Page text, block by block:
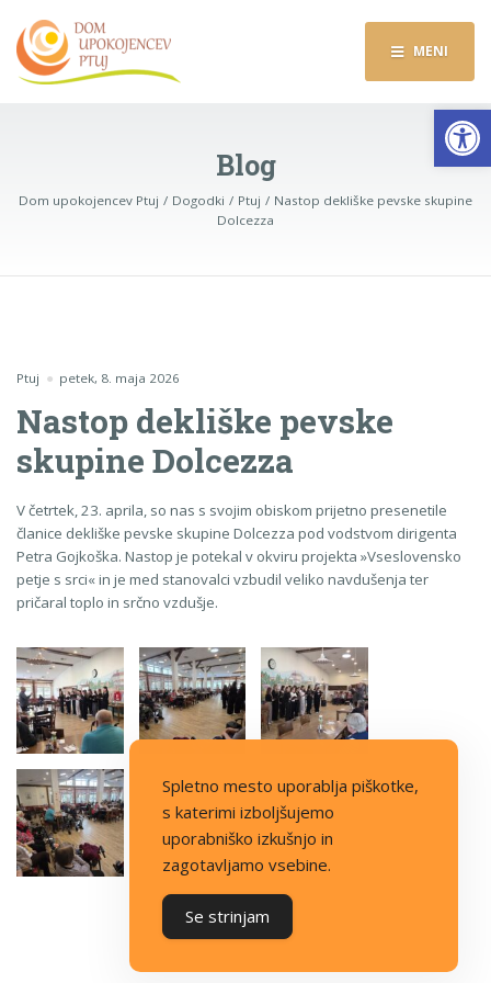
MENI
Blog
Dom upokojencev Ptuj Dogodki Ptuj
Nastop dekliške pevske skupine
Dolcezza
Ptuj petek, 8. maja 2026
Nastop dekliške pevske
skupine Dolcezza
V četrtek, 23. aprila, so nas s svojim obiskom prijetno presenetile
članice dekliške pevske skupine Dolcezza pod vodstvom dirigenta
Petra Gojkoška. Nastop je potekal v okviru projekta »Vseslovensko
petje s srci« in je med stanovalci vzbudil veliko navdušenja ter
pričaral toplo in srčno vzdušje.
Spletno mesto uporablja piškotke,
s katerimi izboljšujemo
uporabniško izkušnjo in
zagotavljamo vsebine.
Se strinjam